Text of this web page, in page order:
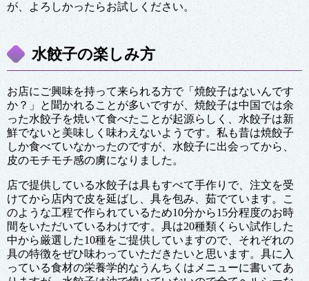
が、よろしかったらお試しください。
水餃子の楽しみ方
お店にご興味を持って来られる方で「焼餃子はないんです
か？」と聞かれることが多いですが、焼餃子は中国では余
った水餃子を焼いて食べたことが起源らしく、水餃子は新
鮮でないと美味しく味わえないようです。私も昔は焼餃子
しか食べていなかったのですが、水餃子に出会ってから、
皮のモチモチ感の虜になりました。
店で提供している水餃子は具もすべて手作りで、注文を受
けてから店内で皮を延ばし、具を包み、茹でています。こ
のような工程で作られているため10分から15分程度のお時
間をいただいているわけです。具は20種類くらい試作した
中から厳選した10種をご提供していますので、それぞれの
具の特徴をぜひ味わっていただきたいと思います。具に入
っている食材の栄養学的なうんちくはメニューに書いてあ